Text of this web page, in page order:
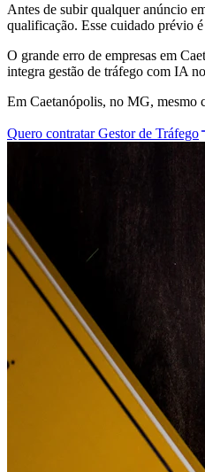
Antes de subir qualquer anúncio
qualificação. Esse cuidado prévio
O grande erro de empresas em
integra gestão de tráfego com IA
Em Caetanópolis, no MG, mesmo
Quero contratar Gestor de Tráfego